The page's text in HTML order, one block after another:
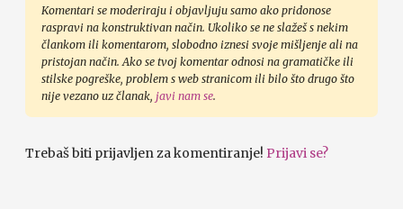
Komentari se moderiraju i objavljuju samo ako pridonose
raspravi na konstruktivan način. Ukoliko se ne slažeš s nekim
člankom ili komentarom, slobodno iznesi svoje mišljenje ali na
pristojan način. Ako se tvoj komentar odnosi na gramatičke ili
stilske pogreške, problem s web stranicom ili bilo što drugo što
nije vezano uz članak, javi nam se.
Trebaš biti prijavljen za komentiranje! Prijavi se?